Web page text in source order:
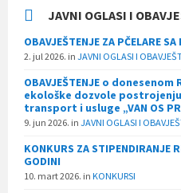
JAVNI OGLASI I
OBAVJEŠTENJE ZA PČELARE
2. jul 2026. in JAVNI OGLASI I
OBAVJEŠTENJE o
ekološke dozvole
transport i usluge „VAN OS
9. jun 2026. in JAVNI OGLASI I
KONKURS ZA STIPENDIRANJE
GODINI
10. mart 2026. in KONKURSI